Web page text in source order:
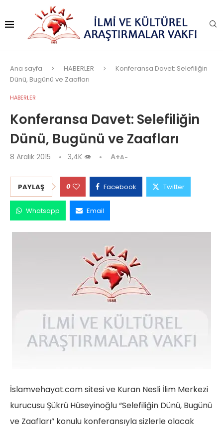
Ana sayfa HABERLER
Konferansa Davet: Selefiliğin
Dünü, Bugünü ve Zaafları
HABERLER
Konferansa Davet: Selefiliğin
Dünü, Bugünü ve Zaafları
8 Aralık 2015 3,4K 👁 A+A-
PAYLAŞ 0 Facebook Twitter
Whatsapp Email
İslamvehayat.com sitesi ve Kuran Nesli İlim Merkezi
kurucusu Şükrü Hüseyinoğlu “Selefiliğin Dünü, Bugünü
ve Zaafları” konulu konferansıyla sizlerle olacak